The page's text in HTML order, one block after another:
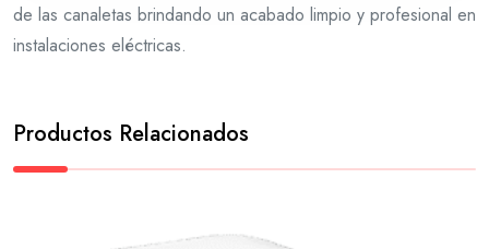
de las canaletas brindando un acabado limpio y profesional en
instalaciones eléctricas.
Productos Relacionados